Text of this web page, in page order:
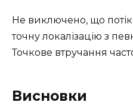
Не виключено, що
точну локалізацію з
Точкове втручання
Висновки